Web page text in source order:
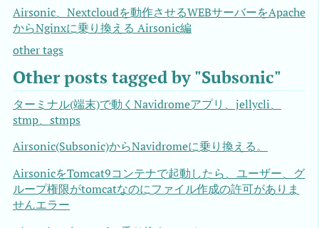
Airsonic、Nextcloudを動作させるWEBサーバーをApache
からNginxに乗り換える Airsonic編
other tags
Other posts tagged by "Subsonic"
ターミナル(端末)で動くNavidromeアプリ、jellycli、
stmp、stmps
Airsonic(Subsonic)からNavidromeに乗り換える。
AirsonicをTomcat9コンテナで起動したら、ユーザー、グ
ループ権限がtomcatなのにファイル作成の許可がありま
せんエラー